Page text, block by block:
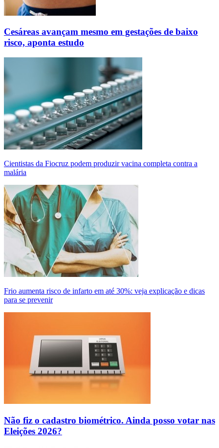
Cesáreas avançam mesmo em gestações de baixo
risco, aponta estudo
Cientistas da Fiocruz podem produzir vacina completa contra a
malária
Frio aumenta risco de infarto em até 30%: veja explicação e dicas
para se prevenir
Não fiz o cadastro biométrico. Ainda posso votar nas
Eleições 2026?